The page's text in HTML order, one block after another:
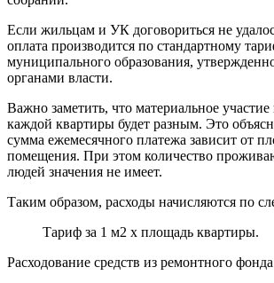
Если жильцам и УК договориться не
оплата производится по стандартному
муниципального образования,
органами власти.
Важно заметить, что материальное участие
каждой квартиры будет разным. Это
сумма ежемесячного платежа зависит от
помещения. При этом количество
людей значения не имеет.
Таким образом, расходы начисляются по
Тариф за 1 м2 х площадь квартиры.
Расходование средств из ремонтного